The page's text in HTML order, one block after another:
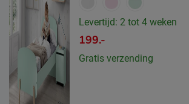
Levertijd: 2 tot 4 weken
199.-
Gratis verzending